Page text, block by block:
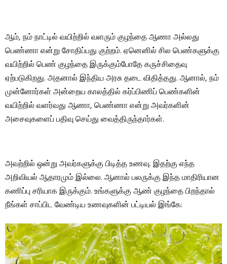
ஆம், நம் நாட்டில் வயிற்றில் வளரும் குழந்தை ஆணா அல்லது
பெண்ணா என்று சோதிப்பது குற்றம். ஏனெனில் சில பெண்களுக்கு
வயிற்றில் பெண் குழந்தை இருக்கும்போதே கருச்சிதைவு
ஏற்படுகிறது. அதனால் இந்திய அரசு தடை விதித்தது. ஆனால், நம்
முன்னோர்கள் அன்றைய காலத்தில் கர்ப்பிணிப் பெண்களின்
வயிற்றில் வளர்வது ஆணா, பெண்ணா என்று அவர்களின்
அசைவுகளைப் பதிவு செய்து வைத்திருந்தார்கள்.
அவற்றில் ஒன்று அவர்களுக்கு பிடித்த உணவு. இதற்கு எந்த
அறிவியல் ஆதாரமும் இல்லை. ஆனால் பலருக்கு இந்த மாதிரியான
கணிப்பு சரியாக இருக்கும். உங்களுக்கு ஆண் குழந்தை பிறந்தால்
நீங்கள் சாப்பிட வேண்டிய உணவுகளின் பட்டியல் இங்கே: